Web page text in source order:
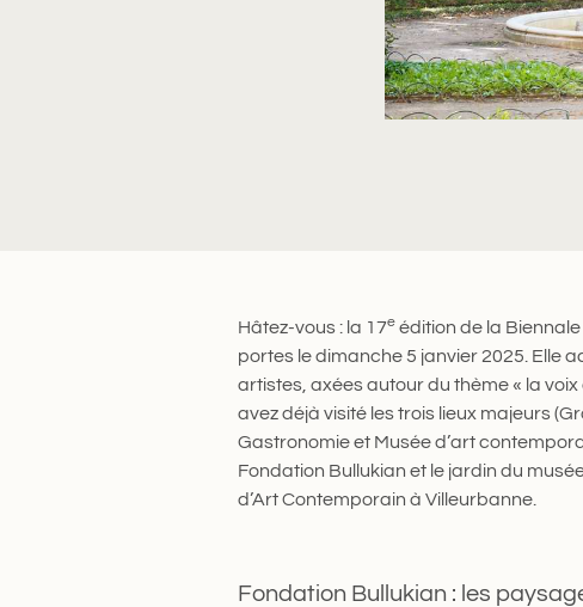
Hâtez-vous : la 17eédition de la
portes le dimanche 5 janvier 2025. Elle
artistes, axées autour du thème « la
avez déjà visité les trois lieux majeurs
Gastronomie et Musée d’art
Fondation Bullukian et le jardin du
d’Art Contemporain à Villeurbanne.
Fondation Bullukian : les